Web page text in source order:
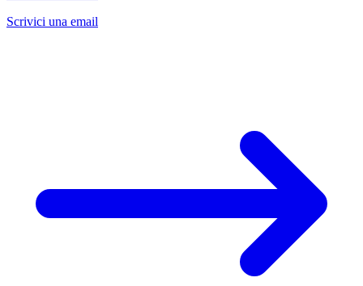
Scrivici una email